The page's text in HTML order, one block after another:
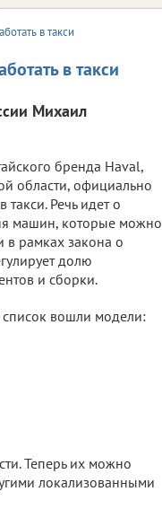
в такси
в такси
Михаил
бренда Haval,
области, официально
такси. Речь идет о
машин, которые можно
в рамках закона о
долю
и сборки.
вошли модели:
Теперь их можно
локализованными